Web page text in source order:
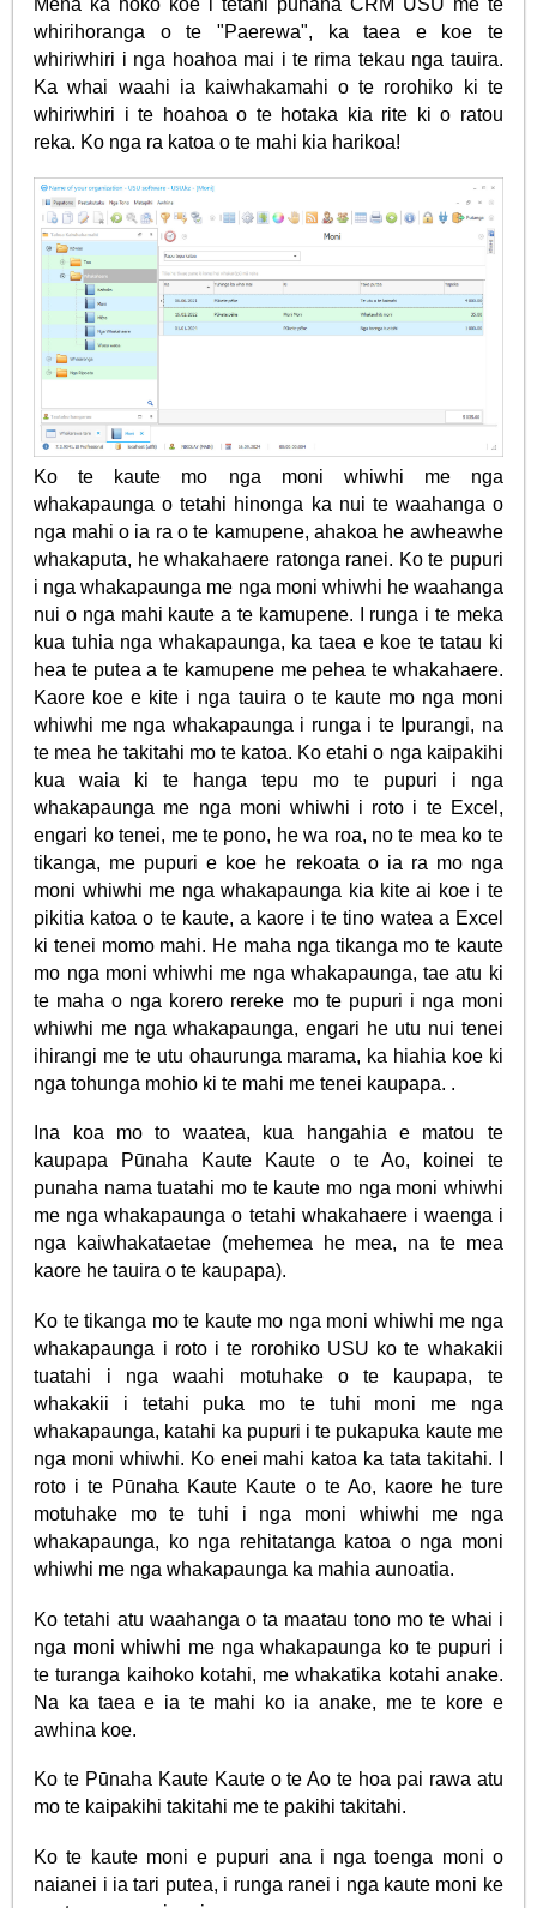
whirihoranga o te "Paerewa", ka taea e koe te
whiriwhiri i nga hoahoa mai i te rima tekau nga tauira.
Ka whai waahi ia kaiwhakamahi o te rorohiko ki te
whiriwhiri i te hoahoa o te hotaka kia rite ki o ratou
reka. Ko nga ra katoa o te mahi kia harikoa!
Ko te kaute mo nga moni whiwhi me nga
whakapaunga o tetahi hinonga ka nui te waahanga o
nga mahi o ia ra o te kamupene, ahakoa he awheawhe
whakaputa, he whakahaere ratonga ranei. Ko te pupuri
i nga whakapaunga me nga moni whiwhi he waahanga
nui o nga mahi kaute a te kamupene. I runga i te meka
kua tuhia nga whakapaunga, ka taea e koe te tatau ki
hea te putea a te kamupene me pehea te whakahaere.
Kaore koe e kite i nga tauira o te kaute mo nga moni
whiwhi me nga whakapaunga i runga i te Ipurangi, na
te mea he takitahi mo te katoa. Ko etahi o nga kaipakihi
kua waia ki te hanga tepu mo te pupuri i nga
whakapaunga me nga moni whiwhi i roto i te Excel,
engari ko tenei, me te pono, he wa roa, no te mea ko te
tikanga, me pupuri e koe he rekoata o ia ra mo nga
moni whiwhi me nga whakapaunga kia kite ai koe i te
pikitia katoa o te kaute, a kaore i te tino watea a Excel
ki tenei momo mahi. He maha nga tikanga mo te kaute
mo nga moni whiwhi me nga whakapaunga, tae atu ki
te maha o nga korero rereke mo te pupuri i nga moni
whiwhi me nga whakapaunga, engari he utu nui tenei
ihirangi me te utu ohaurunga marama, ka hiahia koe ki
nga tohunga mohio ki te mahi me tenei kaupapa. .
Ina koa mo to waatea, kua hangahia e matou te
kaupapa Pūnaha Kaute Kaute o te Ao, koinei te
punaha nama tuatahi mo te kaute mo nga moni whiwhi
me nga whakapaunga o tetahi whakahaere i waenga i
nga kaiwhakataetae (mehemea he mea, na te mea
kaore he tauira o te kaupapa).
Ko te tikanga mo te kaute mo nga moni whiwhi me nga
whakapaunga i roto i te rorohiko USU ko te whakakii
tuatahi i nga waahi motuhake o te kaupapa, te
whakakii i tetahi puka mo te tuhi moni me nga
whakapaunga, katahi ka pupuri i te pukapuka kaute me
nga moni whiwhi. Ko enei mahi katoa ka tata takitahi. I
roto i te Pūnaha Kaute Kaute o te Ao, kaore he ture
motuhake mo te tuhi i nga moni whiwhi me nga
whakapaunga, ko nga rehitatanga katoa o nga moni
whiwhi me nga whakapaunga ka mahia aunoatia.
Ko tetahi atu waahanga o ta maatau tono mo te whai i
nga moni whiwhi me nga whakapaunga ko te pupuri i
te turanga kaihoko kotahi, me whakatika kotahi anake.
Na ka taea e ia te mahi ko ia anake, me te kore e
awhina koe.
Ko te Pūnaha Kaute Kaute o te Ao te hoa pai rawa atu
mo te kaipakihi takitahi me te pakihi takitahi.
Ko te kaute moni e pupuri ana i nga toenga moni o
naianei i ia tari putea, i runga ranei i nga kaute moni ke